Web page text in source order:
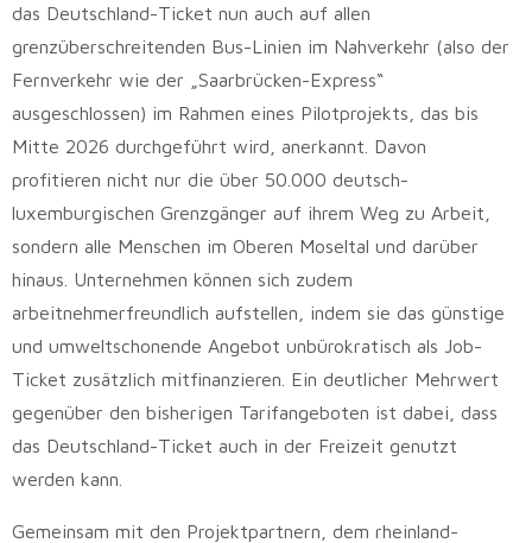
das Deutschland-Ticket nun auch auf allen
grenzüberschreitenden Bus-Linien im Nahverkehr (also der
Fernverkehr wie der „Saarbrücken-Express“
ausgeschlossen) im Rahmen eines Pilotprojekts, das bis
Mitte 2026 durchgeführt wird, anerkannt. Davon
profitieren nicht nur die über 50.000 deutsch-
luxemburgischen Grenzgänger auf ihrem Weg zu Arbeit,
sondern alle Menschen im Oberen Moseltal und darüber
hinaus. Unternehmen können sich zudem
arbeitnehmerfreundlich aufstellen, indem sie das günstige
und umweltschonende Angebot unbürokratisch als Job-
Ticket zusätzlich mitfinanzieren. Ein deutlicher Mehrwert
gegenüber den bisherigen Tarifangeboten ist dabei, dass
das Deutschland-Ticket auch in der Freizeit genutzt
werden kann.
Gemeinsam mit den Projektpartnern, dem rheinland-